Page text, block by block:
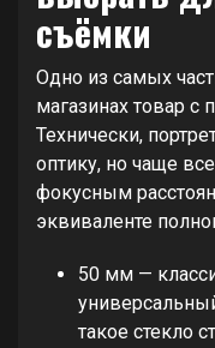
съёмки
Одно из самых
магазинах товар с
Технически,
оптику, но чаще
фокусным
эквиваленте
50 мм —
такое стекло